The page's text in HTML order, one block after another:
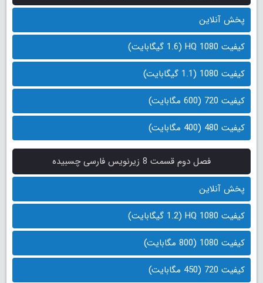
پخش آنلاین
کیفیت 1080 HQ (1.6 گیگابایت)
کیفیت 1080 (1.1 گیگابایت)
کیفیت 720 (600 مگابایت)
کیفیت 480 (400 مگابایت)
فصل دوم قسمت 8 زیرنویس فارسی چسبیده
پخش آنلاین
کیفیت 1080 HQ (1.2 گیگابایت)
کیفیت 1080 (800 مگابایت)
کیفیت 720 (450 مگابایت)